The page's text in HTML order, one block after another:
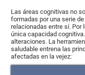
Las áreas cognitivas no
formadas por una serie
relacionadas entre sí. Por
única capacidad
alteraciones. La
saludable entrena las
afectadas en la vejez: